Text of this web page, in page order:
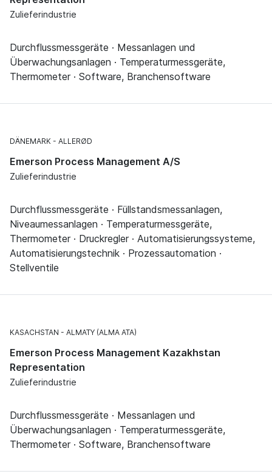
Zulieferindustrie
Durchflussmessgeräte · Messanlagen und
Überwachungsanlagen · Temperaturmessgeräte,
Thermometer · Software, Branchensoftware
DÄNEMARK ALLERØD
Emerson Process Management A/S
Zulieferindustrie
Durchflussmessgeräte · Füllstandsmessanlagen,
Niveaumessanlagen · Temperaturmessgeräte,
Thermometer · Druckregler · Automatisierungssysteme,
Automatisierungstechnik · Prozessautomation ·
Stellventile
KASACHSTAN ALMATY (ALMA ATA)
Emerson Process Management Kazakhstan
Representation
Zulieferindustrie
Durchflussmessgeräte · Messanlagen und
Überwachungsanlagen · Temperaturmessgeräte,
Thermometer · Software, Branchensoftware